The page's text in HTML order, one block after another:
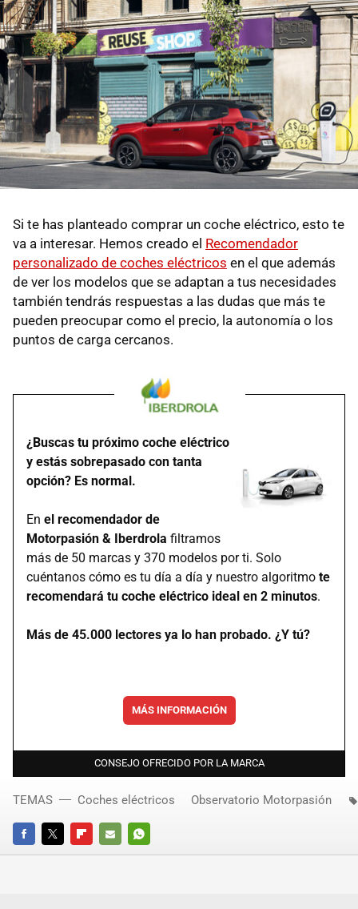
Si te has planteado comprar un coche eléctrico, esto te
va a interesar. Hemos creado el Recomendador
personalizado de coches eléctricos en el que además
de ver los modelos que se adaptan a tus necesidades
también tendrás respuestas a las dudas que más te
pueden preocupar como el precio, la autonomía o los
puntos de carga cercanos.
¿Buscas tu próximo coche eléctrico
y estás sobrepasado con tanta
opción? Es normal.
En el recomendador de
Motorpasión & Iberdrola filtramos
más de 50 marcas y 370 modelos por ti. Solo
cuéntanos cómo es tu día a día y nuestro algoritmo te
recomendará tu coche eléctrico ideal en 2 minutos.
Más de 45.000 lectores ya lo han probado. ¿Y tú?
MÁS INFORMACIÓN
CONSEJO OFRECIDO POR LA MARCA
FACEBOOKTWITTERFLIPBOARD
E-
WHATSAPP
TEMAS Coches eléctricos Observatorio Motorpasión